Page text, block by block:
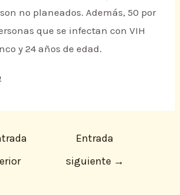
no planeados. Además, 50 por
que se infectan con VIH
y 24 años de edad.
Entrada
siguiente →